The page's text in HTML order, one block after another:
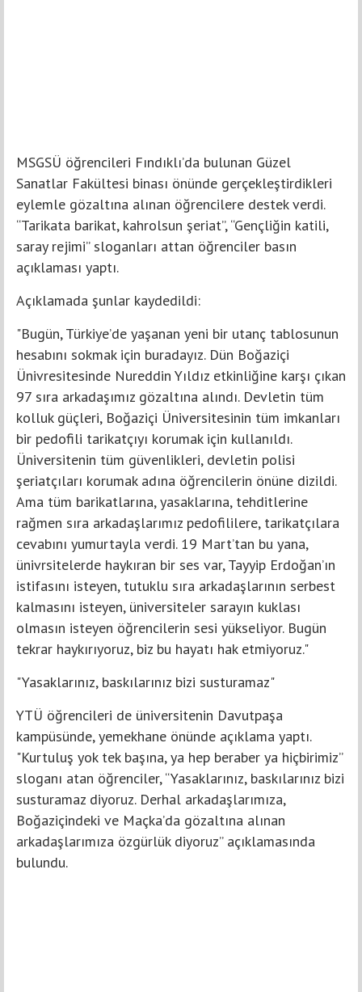
MSGSÜ öğrencileri Fındıklı’da bulunan Güzel
Sanatlar Fakültesi binası önünde gerçekleştirdikleri
eylemle gözaltına alınan öğrencilere destek verdi.
“Tarikata barikat, kahrolsun şeriat”, “Gençliğin katili,
saray rejimi” sloganları attan öğrenciler basın
açıklaması yaptı.
Açıklamada şunlar kaydedildi:
"Bugün, Türkiye’de yaşanan yeni bir utanç tablosunun
hesabını sokmak için buradayız. Dün Boğaziçi
Ünivresitesinde Nureddin Yıldız etkinliğine karşı çıkan
97 sıra arkadaşımız gözaltına alındı. Devletin tüm
kolluk güçleri, Boğaziçi Üniversitesinin tüm imkanları
bir pedofili tarikatçıyı korumak için kullanıldı.
Üniversitenin tüm güvenlikleri, devletin polisi
şeriatçıları korumak adına öğrencilerin önüne dizildi.
Ama tüm barikatlarına, yasaklarına, tehditlerine
rağmen sıra arkadaşlarımız pedofililere, tarikatçılara
cevabını yumurtayla verdi. 19 Mart’tan bu yana,
ünivrsitelerde haykıran bir ses var, Tayyip Erdoğan’ın
istifasını isteyen, tutuklu sıra arkadaşlarının serbest
kalmasını isteyen, üniversiteler sarayın kuklası
olmasın isteyen öğrencilerin sesi yükseliyor. Bugün
tekrar haykırıyoruz, biz bu hayatı hak etmiyoruz."
"Yasaklarınız, baskılarınız bizi susturamaz"
YTÜ öğrencileri de üniversitenin Davutpaşa
kampüsünde, yemekhane önünde açıklama yaptı.
"Kurtuluş yok tek başına, ya hep beraber ya hiçbirimiz”
sloganı atan öğrenciler, “Yasaklarınız, baskılarınız bizi
susturamaz diyoruz. Derhal arkadaşlarımıza,
Boğaziçindeki ve Maçka’da gözaltına alınan
arkadaşlarımıza özgürlük diyoruz” açıklamasında
bulundu.